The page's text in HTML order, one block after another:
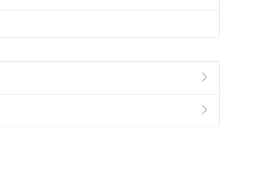
第2條第5款之規定，「非以有形媒介提供之數位